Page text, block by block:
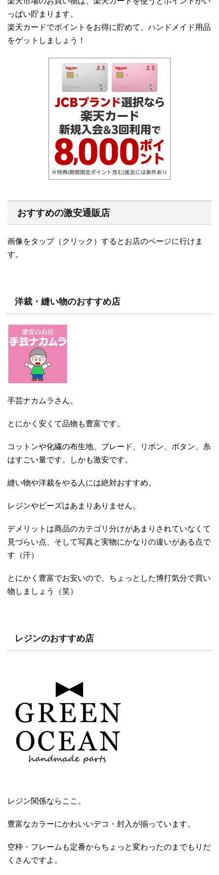
っぱい貯まります。
楽天カードでポイントをお得に貯めて、ハンドメイド用品
をゲットしましょう！
おすすめの激安通販店
画像をタップ（クリック）するとお店のページに行けま
す。
洋裁・縫い物のおすすめ店
手芸ナカムラさん。
とにかく安くて品物も豊富です。
コットンや化繊の布生地、ブレード、リボン、ボタン、糸
はすごい量です。しかも激安です。
縫い物や洋裁をやる人には絶対おすすめ。
レジンやビーズはあまりありません。
デメリットは商品のカテゴリ分けがあまりされていなくて
見づらい点、そして写真と実物にかなりの違いがある点で
す（汗）
とにかく豊富でお安いので、ちょっとした博打気分で買い
物しましょう（笑）
レジンのおすすめ店
レジン関係ならここ。
豊富なカラーにかわいいデコ・封入が揃っています。
空枠・フレームも定番からちょっと変わったのまでもりだ
くさんですよ。